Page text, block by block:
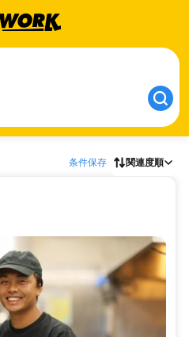
条件保存 関連度順